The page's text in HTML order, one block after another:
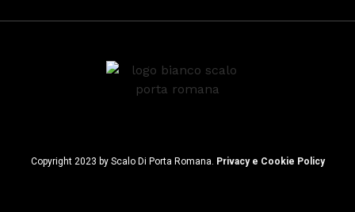
Copyright 2023 by Scalo Di Porta Romana. Privacy e Cookie Policy